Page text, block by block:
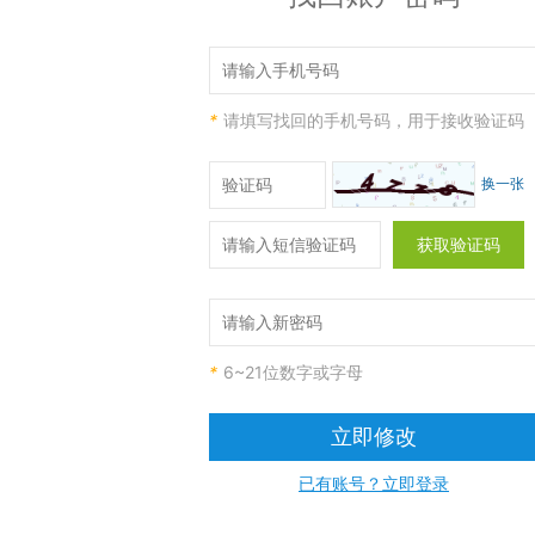
* 请填写找回的手机号码，用于接收验证码
换一张
获取验证码
* 6~21位数字或字母
立即修改
已有账号？立即登录